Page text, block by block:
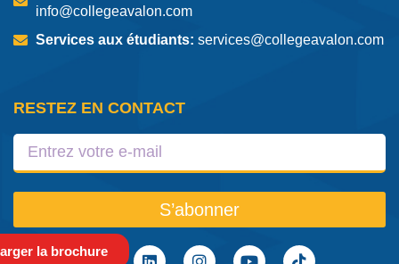
la brochure
info@collegeavalon.com
Services aux étudiants: services@collegeavalon.com
RESTEZ EN CONTACT
S’abonner